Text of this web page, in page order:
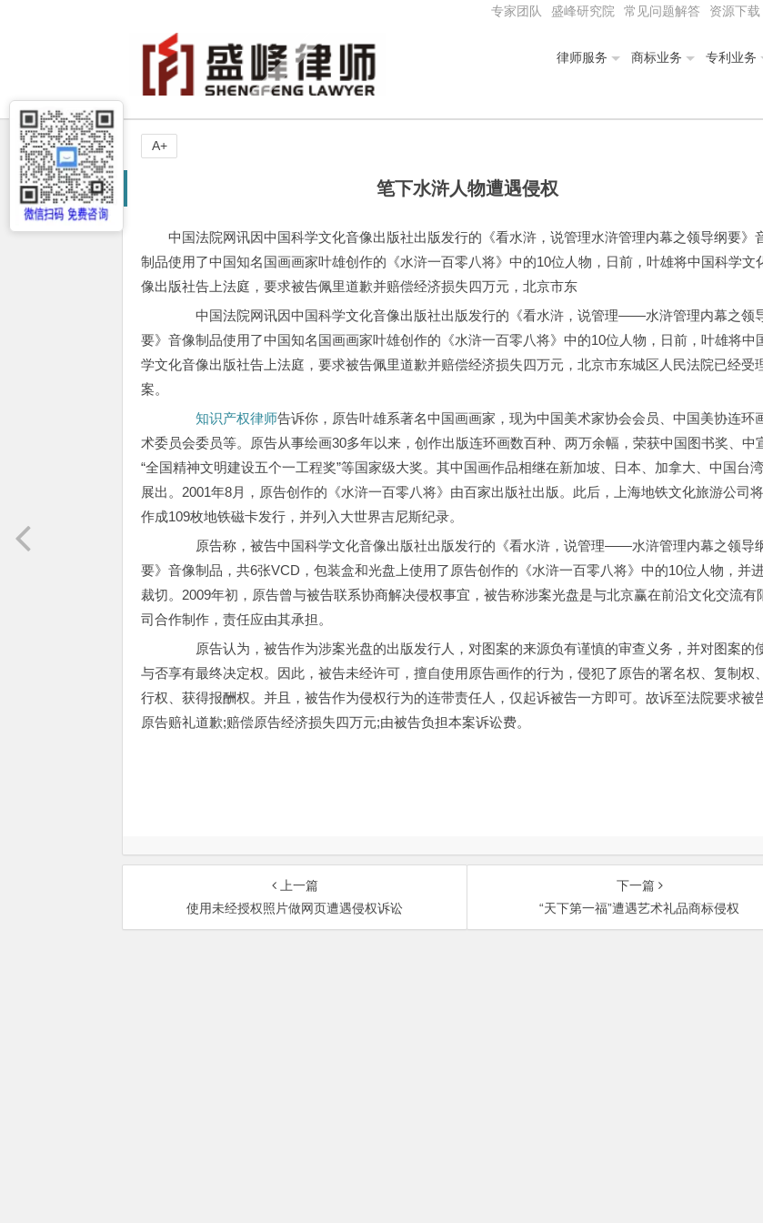
专家团队 盛峰研究院 常见问题解答 资源下载
律师服务 商标业务 专利业务
笔下水浒人物遭遇侵权
中国法院网讯因中国科学文化音像出版社出版发行的《看水浒，说管理水浒管理内幕之领导纲要》
制品使用了中国知名国画画家叶雄创作的《水浒一百零八将》中的10位人物，日前，叶雄将中国科学文
像出版社告上法庭，要求被告佩里道歉并赔偿经济损失四万元，北京市东
中国法院网讯因中国科学文化音像出版社出版发行的《看水浒，说管理——水浒管理内幕之领
要》音像制品使用了中国知名国画画家叶雄创作的《水浒一百零八将》中的10位人物，日前，叶雄将中
学文化音像出版社告上法庭，要求被告佩里道歉并赔偿经济损失四万元，北京市东城区人民法院已经受
案。
知识产权律师告诉你，原告叶雄系著名中国画画家，现为中国美术家协会会员、中国美协连环
术委员会委员等。原告从事绘画30多年以来，创作出版连环画数百种、两万余幅，荣获中国图书奖、中
“全国精神文明建设五个一工程奖”等国家级大奖。其中国画作品相继在新加坡、日本、加拿大、中国台
展出。2001年8月，原告创作的《水浒一百零八将》由百家出版社出版。此后，上海地铁文化旅游公司
作成109枚地铁磁卡发行，并列入大世界吉尼斯纪录。
原告称，被告中国科学文化音像出版社出版发行的《看水浒，说管理——水浒管理内幕之领导
要》音像制品，共6张VCD，包装盒和光盘上使用了原告创作的《水浒一百零八将》中的10位人物，并
裁切。2009年初，原告曾与被告联系协商解决侵权事宜，被告称涉案光盘是与北京赢在前沿文化交流有
司合作制作，责任应由其承担。
原告认为，被告作为涉案光盘的出版发行人，对图案的来源负有谨慎的审查义务，并对图案的
与否享有最终决定权。因此，被告未经许可，擅自使用原告画作的行为，侵犯了原告的署名权、复制权
行权、获得报酬权。并且，被告作为侵权行为的连带责任人，仅起诉被告一方即可。故诉至法院要求被
原告赔礼道歉;赔偿原告经济损失四万元;由被告负担本案诉讼费。
A+
上一篇
使用未经授权照片做网页遭遇侵权诉讼
下一篇
“天下第一福”遭遇艺术礼品商标侵权